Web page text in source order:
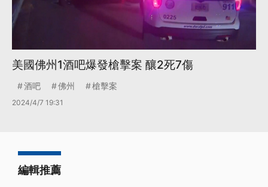
美國佛州1酒吧爆發槍擊案 釀2死7傷
酒吧 佛州 槍擊案
2024/4/7 19:31
編輯推薦